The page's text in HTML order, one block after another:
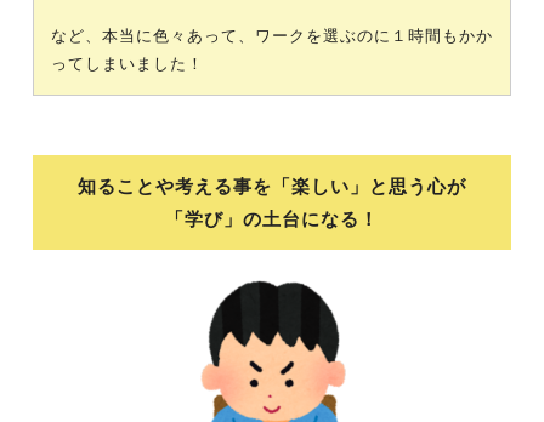
など、本当に色々あって、ワークを選ぶのに１時間もかか
ってしまいました！
知ることや考える事を「楽しい」と思う心が
「学び」の土台になる！